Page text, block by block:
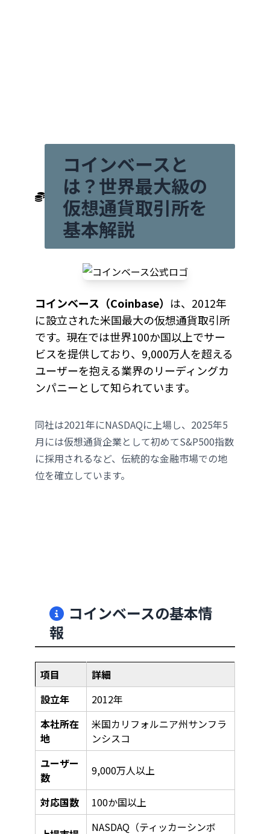
コインベースと
は？世界最大級の
仮想通貨取引所を
基本解説
コインベース（Coinbase） は、2012年
に設立された米国最大の仮想通貨取引所
です。現在では世界100か国以上でサー
ビスを提供しており、9,000万人を超える
ユーザーを抱える業界のリーディングカ
ンパニーとして知られています。
同社は2021年にNASDAQに上場し、2025年5
月には仮想通貨企業として初めてS&P500指数
に採用されるなど、伝統的な金融市場での地
位を確立しています。
コインベースの基本情
報
項目
詳細
設立年
2012年
本社所在
地
米国カリフォルニア州サンフラ
ンシスコ
ユーザー
数
9,000万人以上
対応国数 100か国以上
NASDAQ（ティッカーシンボ